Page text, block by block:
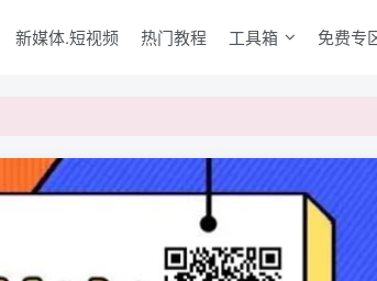
新媒体.短视频 热门教程 工具箱 免费专